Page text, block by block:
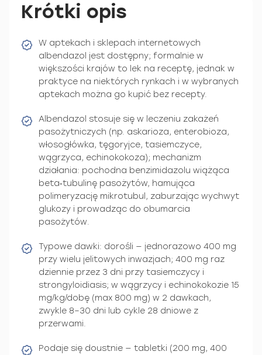
Krótki opis
W aptekach i sklepach internetowych
albendazol jest dostępny; formalnie w
większości krajów to lek na receptę, jednak w
praktyce na niektórych rynkach i w wybranych
aptekach można go kupić bez recepty.
Albendazol stosuje się w leczeniu zakażeń
pasożytniczych (np. askarioza, enterobioza,
włosogłówka, tęgoryjce, tasiemczyce,
wągrzyca, echinokokoza); mechanizm
działania: pochodna benzimidazolu wiążąca
beta‑tubulinę pasożytów, hamująca
polimeryzację mikrotubul, zaburzając wychwyt
glukozy i prowadząc do obumarcia
pasożytów.
Typowe dawki: dorośli — jednorazowo 400 mg
przy wielu jelitowych inwazjach; 400 mg raz
dziennie przez 3 dni przy tasiemczycy i
strongyloidiasis; w wągrzycy i echinokokozie 15
mg/kg/dobę (max 800 mg) w 2 dawkach,
zwykle 8–30 dni lub cykle 28 dniowe z
przerwami.
Podaje się doustnie — tabletki (200 mg, 400